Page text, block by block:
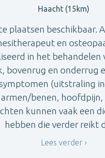
Haacht (15km)
plaatsen beschikbaar.
en
in het behandelen
bovenrug en onderrug
(uitstraling
benen, hoofdpijn,
kunnen vaak een
hebben die verder reikt
Lees verder